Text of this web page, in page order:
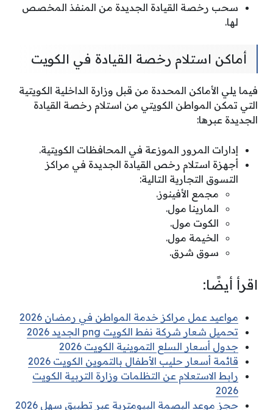
سحب رخصة القيادة الجديدة من المنفذ المخصص
لها.
أماكن استلام رخصة القيادة في الكويت
فيما يلي الأماكن المحددة من قبل وزارة الداخلية الكويتية
التي تمكن المواطن الكويتي من استلام رخصة القيادة
الجديدة عبرها:
إدارات المرور الموزعة في المحافظات الكويتية.
أجهزة استلام رخص القيادة الجديدة في مراكز
التسوق التجارية التالية:
مجمع الأفينوز.
المارينا مول.
الكوت مول.
الخيمة مول.
سوق شرق.
اقرأ أيضًا:
مواعيد عمل مراكز خدمة المواطن في رمضان 2026
تحميل شعار شركة نفط الكويت png الجديد 2026
جدول أسعار السلع التموينية الكويت 2026
قائمة أسعار حليب الأطفال بالتموين الكويت 2026
رابط الاستعلام عن التظلمات وزارة التربية الكويت
2026
حجز موعد البصمة البيومترية عبر تطبيق سهل 2026